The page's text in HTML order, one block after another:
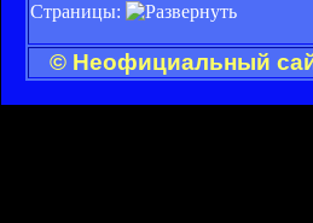
Страницы:
© Неофициальный